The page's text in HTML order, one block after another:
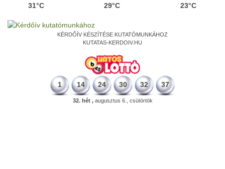
31°C 29°C 23°C
KÉRDŐÍV KÉSZÍTÉSE KUTATÓMUNKÁHOZ
KUTATAS-KERDOIV.HU
1 14 24 30 32 37
32. hét ,augusztus 6., csütörtök